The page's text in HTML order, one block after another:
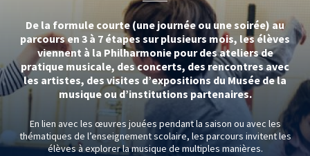
De la formule courte (une journée ou une soirée) au
parcours en 3 à 7 étapes sur plusieurs mois, les élèves
viennent à la Philharmonie pour des ateliers de
pratique musicale, des concerts, des rencontres avec
les artistes, des visites d’expositions du Musée de la
musique ou d’institutions partenaires.
En lien avec les œuvres jouées pendant la saison ou avec les
thématiques de lʼenseignement scolaire, les parcours invitent les
élèves à explorer la musique de multiples manières.